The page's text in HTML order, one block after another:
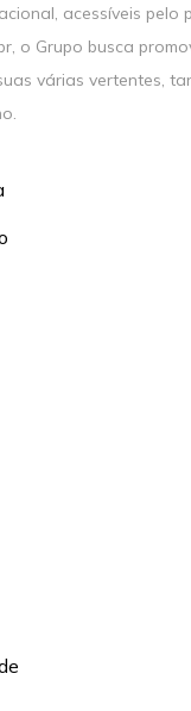
acessíveis pelo
o Grupo busca
várias vertentes,